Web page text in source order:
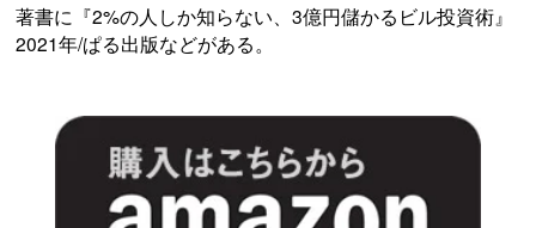
著書に『2%の人しか知らない、3億円儲かるビル投資術』
2021年/ぱる出版などがある。